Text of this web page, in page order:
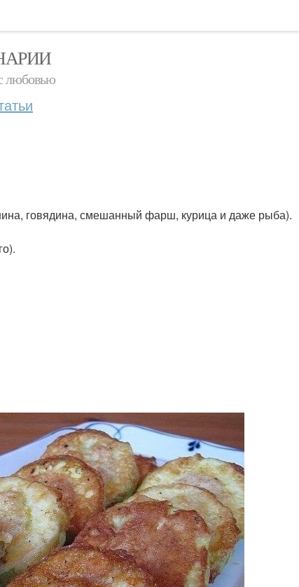
любовью
говядина, смешанный фарш, курица и даже рыба).